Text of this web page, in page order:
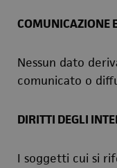
COMUNICAZIONE
Nessun dato
comunicato o
DIRITTI DEGLI
I soggetti cui si